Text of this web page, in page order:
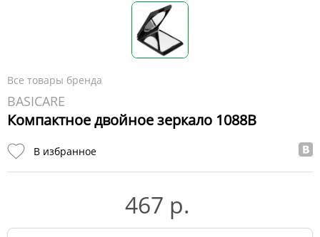
Все товары бренда
BASICARE
Компактное двойное зеркало 1088B
В избранное
467 р.